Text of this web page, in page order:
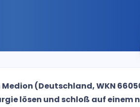
(Deutschland, WKN
lösen und schloß auf einem